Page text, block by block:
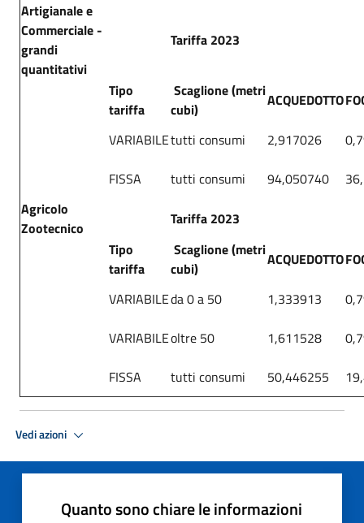
Artigianale e
Commerciale -
grandi
quantitativi
Tariffa 2023
Tipo
tariffa
Scaglione (metri
cubi)
ACQUEDOTTO
VARIABILEtutti consumi 2,917026
FISSA
tutti consumi 94,050740
Agricolo
Zootecnico
Tariffa 2023
Tipo
tariffa
Scaglione (metri
cubi)
ACQUEDOTTO
VARIABILEda 0 a 50 1,333913
VARIABILEoltre 50 1,611528
FISSA
tutti consumi 50,446255
Vedi azioni
Quanto sono chiare le informazioni